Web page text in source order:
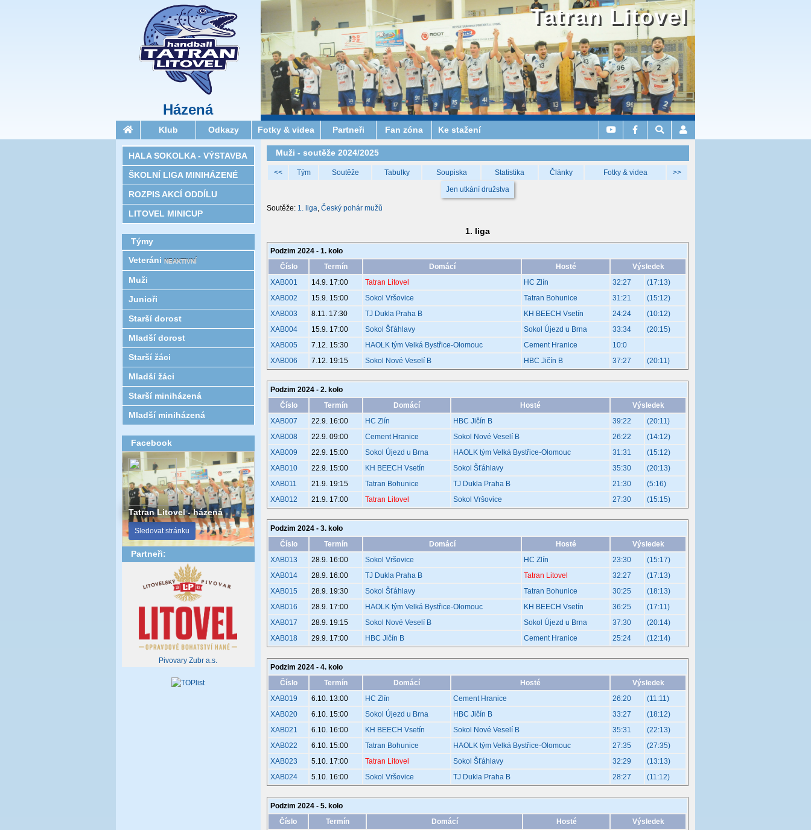
Házená
Tatran Litovel
Klub Odkazy Fotky & videa Partneři Fan zóna Ke stažení
Muži - soutěže 2024/2025
<< Tým Soutěže Tabulky Soupiska Statistika Články Fotky & videa
>>
Jen utkání družstva
Soutěže: 1. liga, Český pohár mužů
1. liga
Podzim 2024 - 1. kolo
Číslo
Termín Domácí Hosté
Výsledek
XAB001
14.9. 17:00 Tatran Litovel HC Zlín 32:27
(17:13)
XAB002
15.9. 15:00 Sokol Vršovice Tatran Bohunice 31:21
(15:12)
XAB003
8.11. 17:30 TJ Dukla Praha B KH BEECH Vsetín 24:24
(10:12)
XAB004
15.9. 17:00 Sokol Šťáhlavy Sokol Újezd u Brna 33:34
(20:15)
XAB005
7.12. 15:30 HAOLK tým Velká Bystřice-Olomouc Cement Hranice
10:0
XAB006
7.12. 19:15 Sokol Nové Veselí B HBC Jičín B 37:27 (20:11)
Podzim 2024 - 2. kolo
Číslo
Termín Domácí Hosté
Výsledek
XAB007
22.9. 16:00 HC Zlín HBC Jičín B 39:22
(20:11)
XAB008
22.9. 09:00 Cement Hranice Sokol Nové Veselí B 26:22
(14:12)
XAB009
22.9. 15:00 Sokol Újezd u Brna HAOLK tým Velká Bystřice-Olomouc 31:31
(15:12)
XAB010
22.9. 15:00 KH BEECH Vsetín Sokol Šťáhlavy 35:30
(20:13)
XAB011
21.9. 19:15 Tatran Bohunice TJ Dukla Praha B 21:30
(5:16)
XAB012
21.9. 17:00 Tatran Litovel Sokol Vršovice 27:30 (15:15)
Podzim 2024 - 3. kolo
Číslo
Termín Domácí Hosté
Výsledek
XAB013
28.9. 16:00 Sokol Vršovice HC Zlín 23:30
(15:17)
XAB014
28.9. 16:00 TJ Dukla Praha B Tatran Litovel 32:27
(17:13)
XAB015
28.9. 19:30 Sokol Šťáhlavy Tatran Bohunice 30:25
(18:13)
XAB016
28.9. 17:00 HAOLK tým Velká Bystřice-Olomouc KH BEECH Vsetín 36:25
(17:11)
XAB017
28.9. 19:15 Sokol Nové Veselí B Sokol Újezd u Brna 37:30
(20:14)
XAB018
29.9. 17:00 HBC Jičín B Cement Hranice 25:24 (12:14)
Podzim 2024 - 4. kolo
Číslo
Termín Domácí Hosté
Výsledek
XAB019
6.10. 13:00 HC Zlín Cement Hranice 26:20
(11:11)
XAB020
6.10. 15:00 Sokol Újezd u Brna HBC Jičín B 33:27
(18:12)
XAB021
6.10. 16:00 KH BEECH Vsetín Sokol Nové Veselí B 35:31
(22:13)
XAB022
6.10. 15:00 Tatran Bohunice HAOLK tým Velká Bystřice-Olomouc 27:35
(27:35)
XAB023
5.10. 17:00 Tatran Litovel Sokol Šťáhlavy 32:29
(13:13)
XAB024
5.10. 16:00 Sokol Vršovice TJ Dukla Praha B 28:27 (11:12)
Podzim 2024 - 5. kolo
Číslo
Termín Domácí Hosté
Výsledek
HALA SOKOLKA - VÝSTAVBA
ŠKOLNÍ LIGA MINIHÁZENÉ
ROZPIS AKCÍ ODDÍLU
LITOVEL MINICUP
Týmy
Veteráni NEAKTIVNÍ
Muži
Junioři
Starší dorost
Mladší dorost
Starší žáci
Mladší žáci
Starší miniházená
Mladší miniházená
Facebook
Tatran Litovel - házená
Sledovat stránku
Partneři:
Pivovary Zubr a.s.